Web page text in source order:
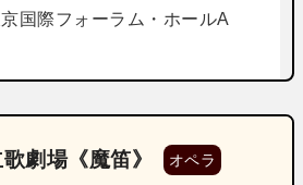
国際フォーラム・ホールA
劇場《魔笛》 オペラ